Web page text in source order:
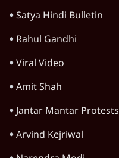
Satya Hindi Bulletin
Rahul Gandhi
Viral Video
Amit Shah
Jantar Mantar Protests
Arvind Kejriwal